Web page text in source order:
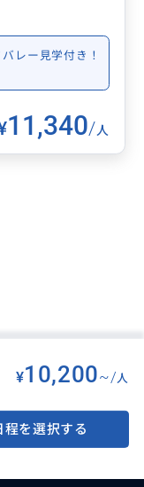
レー見学付き！
11,340/人
¥10,200~/人
程を選択する
【送迎付／選べるパラセ
き（期間限定）プランあ
り】